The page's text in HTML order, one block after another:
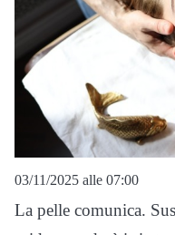
03/11/2025 alle 07:00
La pelle comunica.